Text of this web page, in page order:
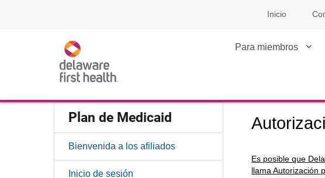
Inicio
Para miembros
Plan de Medicaid
Bienvenida a los afiliados
Inicio de sesión
Es posible que
llama Autorización